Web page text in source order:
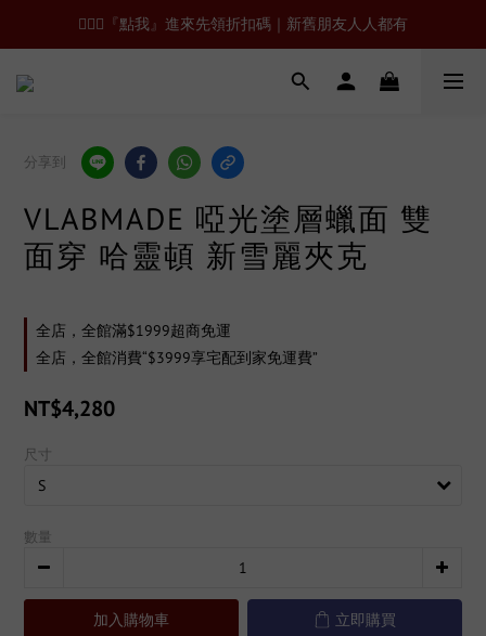
🙋🏻‍♂️『點我』進來先領折扣碼｜新舊朋友人人都有
分享到
VLABMADE 啞光塗層蠟面 雙
面穿 哈靈頓 新雪麗夾克
全店，全館滿$1999超商免運
全店，全館消費“$3999享宅配到家免運費”
NT$4,280
尺寸
數量
加入購物車 立即購買